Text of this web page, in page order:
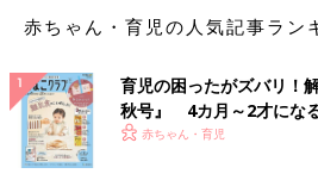
赤ちゃん・育児の人気記事ラン
育児の困ったがズバリ！
秋号』 4カ月～2才にな
いっぱい！
赤ちゃん・育児